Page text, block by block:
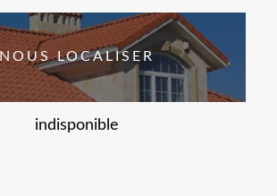
NOUS LOCALISER
indisponible